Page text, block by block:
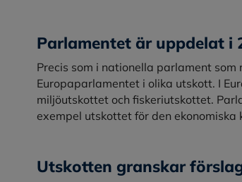
Parlamentet är uppdelat i
Precis som i nationella parlament
Europaparlamentet i olika utskott. I
miljöutskottet och fiskeriutskottet.
exempel utskottet för den ekonomiska
Utskotten granskar